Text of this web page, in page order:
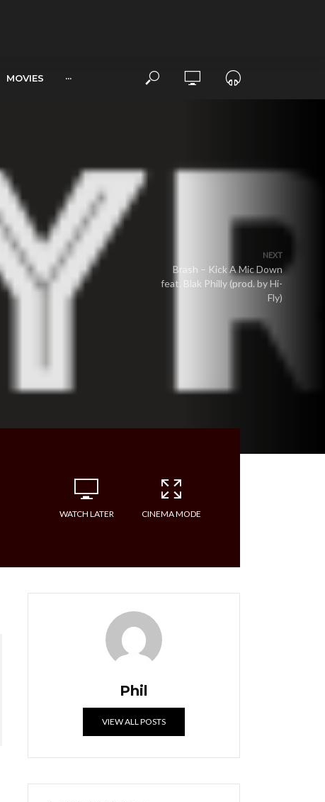
MOVIES ···
NEXT
Brash – Kick A Mic Down
feat. Blak Philly (prod. by Hi-
Fly)
WATCH LATER CINEMA MODE
Phil
VIEW ALL POSTS